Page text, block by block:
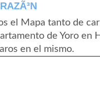
el Mapa tanto de
de Yoro en
en el mismo.